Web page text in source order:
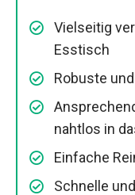
Vielseitig
Esstisch
Robuste
nahtlos in
Einfache
Schnelle